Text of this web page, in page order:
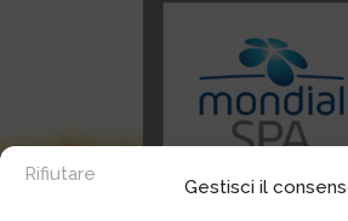
Gestisci il
Rifiutare